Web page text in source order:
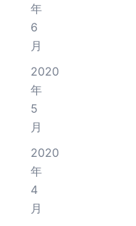
年
6
月
2020
年
5
月
2020
年
4
月